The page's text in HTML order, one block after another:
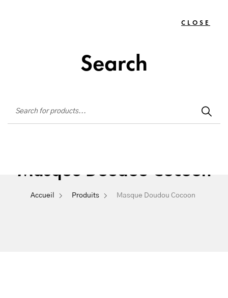
Search
CLOSE
Masque Doudou Cocoon
Accueil Produits Masque Doudou Cocoon